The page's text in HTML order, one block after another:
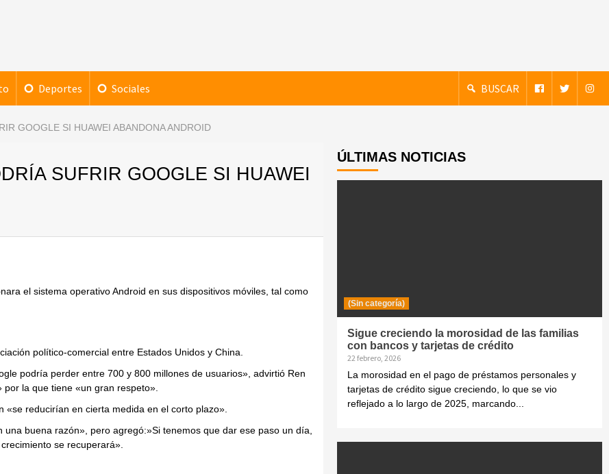
Deportes Sociales BUSCAR
GOOGLE SI HUAWEI ABANDONA ANDROID
SUFRIR GOOGLE SI HUAWEI
el sistema operativo Android en sus dispositivos móviles, tal como
político-comercial entre Estados Unidos y China.
podría perder entre 700 y 800 millones de usuarios», advirtió Ren
la que tiene «un gran respeto».
reducirían en cierta medida en el corto plazo».
buena razón», pero agregó:»Si tenemos que dar ese paso un día,
se recuperará».
ÚLTIMAS NOTICIAS
(Sin categoría)
Sigue creciendo la morosidad de las familias
con bancos y tarjetas de crédito
22 febrero, 2026
La morosidad en el pago de préstamos personales y
tarjetas de crédito sigue creciendo, lo que se vio
reflejado a lo largo de 2025, marcando...